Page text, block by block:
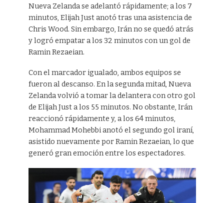
Nueva Zelanda se adelantó rápidamente; a los 7
minutos, Elijah Just anotó tras una asistencia de
Chris Wood. Sin embargo, Irán no se quedó atrás
y logró empatar a los 32 minutos con un gol de
Ramin Rezaeian.
Con el marcador igualado, ambos equipos se
fueron al descanso. En la segunda mitad, Nueva
Zelanda volvió a tomar la delantera con otro gol
de Elijah Just a los 55 minutos. No obstante, Irán
reaccionó rápidamente y, a los 64 minutos,
Mohammad Mohebbi anotó el segundo gol iraní,
asistido nuevamente por Ramin Rezaeian, lo que
generó gran emoción entre los espectadores.